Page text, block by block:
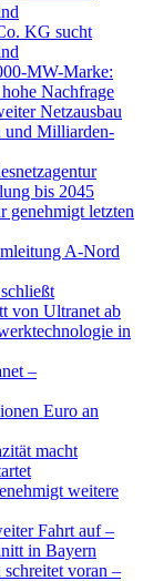
KG sucht
MW-Marke:
Nachfrage
Netzausbau
und Milliarden-
bis 2045
genehmigt letzten
A-Nord
von Ultranet ab
in
–
Euro an
macht
weitere
Fahrt auf –
in Bayern
voran –